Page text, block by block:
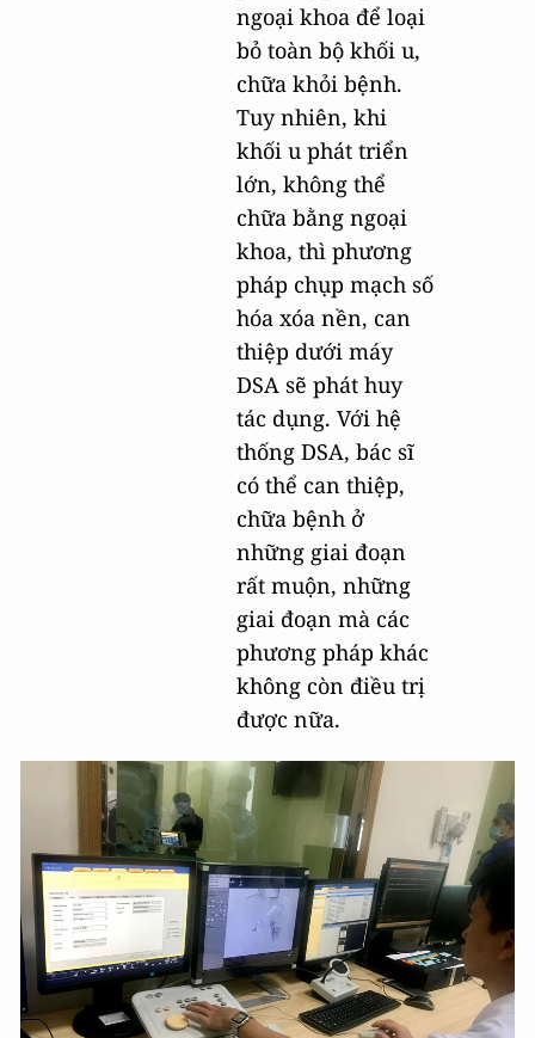
ngoại khoa để loại
bỏ toàn bộ khối u,
chữa khỏi bệnh.
Tuy nhiên, khi
khối u phát triển
lớn, không thể
chữa bằng ngoại
khoa, thì phương
pháp chụp mạch số
hóa xóa nền, can
thiệp dưới máy
DSA sẽ phát huy
tác dụng. Với hệ
thống DSA, bác sĩ
có thể can thiệp,
chữa bệnh ở
những giai đoạn
rất muộn, những
giai đoạn mà các
phương pháp khác
không còn điều trị
được nữa.